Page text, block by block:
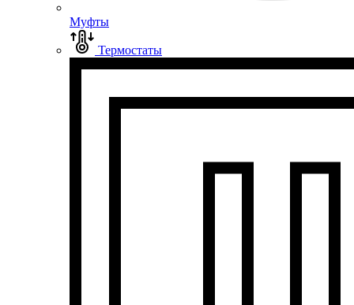
Муфты
Термостаты